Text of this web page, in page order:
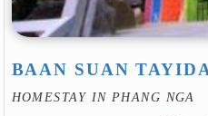
BAAN SUAN
HOMESTAY IN PHANG NGA